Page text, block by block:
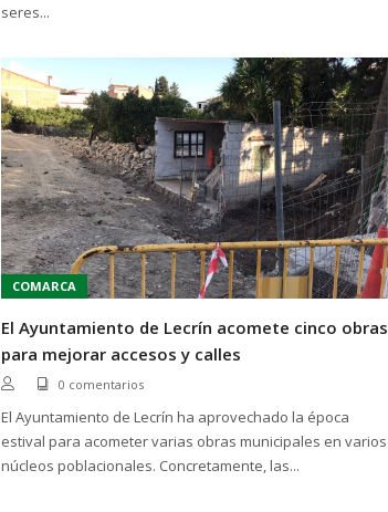
seres...
COMARCA
El Ayuntamiento de Lecrín acomete cinco obras
para mejorar accesos y calles
0 comentarios
El Ayuntamiento de Lecrín ha aprovechado la época
estival para acometer varias obras municipales en varios
núcleos poblacionales. Concretamente, las...